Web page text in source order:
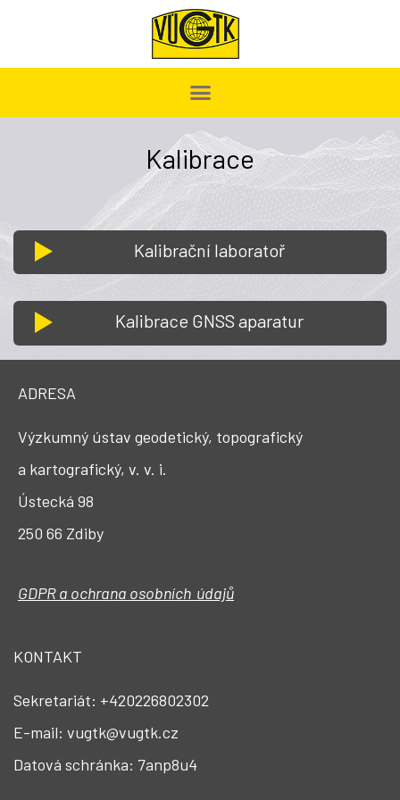
Kalibrace
Kalibrační laboratoř
Kalibrace GNSS aparatur
ADRESA
Výzkumný ústav geodetický, topografický
a kartografický, v. v. i.
Ústecká 98
250 66 Zdiby
GDPR a ochrana osobních údajů
KONTAKT
Sekretariát: +420226802302
E-mail: vugtk@vugtk.cz
Datová schránka: 7anp8u4